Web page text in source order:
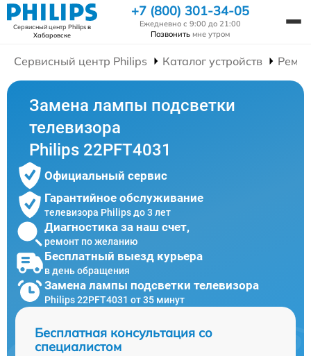
Сервисный центр Philipsв
Хабаровске
+7 (800) 301-34-05
Ежедневно с 9:00 до 21:00
Позвонить мне утром
Сервисный центр Philips Каталог устройств
Замена лампы подсветки
телевизора
Philips 22PFT4031
Официальный сервис
Гарантийное обслуживание
телевизора Philips до 3 лет
Диагностика за наш счет,
ремонт по желанию
Бесплатный выезд курьера
в день обращения
Замена лампы подсветки телевизора
Philips 22PFT4031 от 35 минут
Бесплатная консультация со
специалистом